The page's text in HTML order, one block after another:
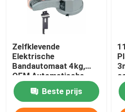
Zelfklevende
Elektrische
Bandautomaat 4kg,
OEM Automatische
Bandsnijder
Beste prijs